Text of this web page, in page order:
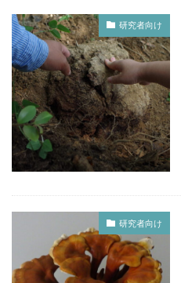
研究者向け
研究者向け